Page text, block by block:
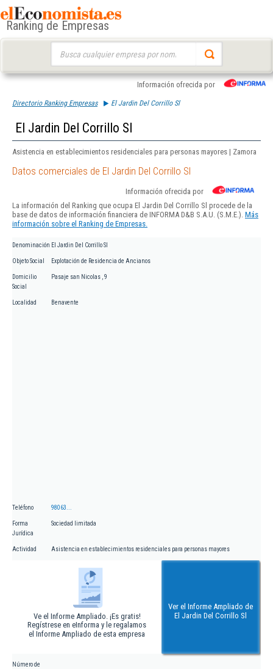
Ranking de Empresas
Información ofrecida por
Directorio Ranking Empresas El Jardin Del Corrillo Sl
El Jardin Del Corrillo Sl
Asistencia en establecimientos residenciales para personas mayores | Zamora
Datos comerciales de El Jardin Del Corrillo Sl
Información ofrecida por
La información del Ranking que ocupa El Jardin Del Corrillo Sl procede de la
base de datos de información financiera de INFORMA D&B S.A.U. (S.M.E.). Más
información sobre el Ranking de Empresas.
Denominación El Jardin Del Corrillo Sl
Objeto Social Explotación de Residencia de Ancianos
Domicilio
Social
Pasaje san Nicolas , 9
Localidad Benavente
Teléfono 98063...
Forma
Jurídica
Sociedad limitada
Actividad Asistencia en establecimientos residenciales para personas mayores
Ve el Informe Ampliado. ¡Es gratis!
Regístrese en eInforma y le regalamos
el Informe Ampliado de esta empresa
Ver el Informe Ampliado de
El Jardin Del Corrillo Sl
Número de